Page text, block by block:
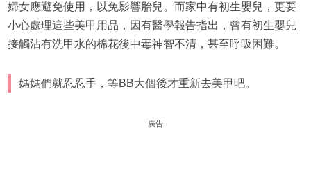
婦女應避免使用，以免影響胎兒。而家中有初生嬰兒，更要
小心處理這些美甲用品，因有醫學報告指出，曾有初生嬰兒
接觸沾有洗甲水的棉花後中毒神智不清，甚至呼吸困難。
媽媽們就忍忍手，等BB大個後才重新去美甲吧。
廣告